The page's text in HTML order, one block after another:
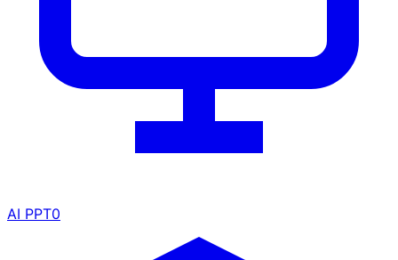
AI PPT0